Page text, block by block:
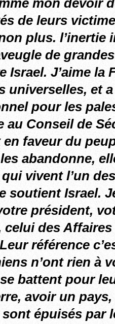
mon devoir
de leurs
plus. l’inertie
de
Israel. J’aime la
universelles, et
pour les
au Conseil de
faveur du
abandonne,
vivent l’un
soutient Israel.
président,
des Affaires
référence
n’ont rien à
battent pour
avoir un
épuisés par